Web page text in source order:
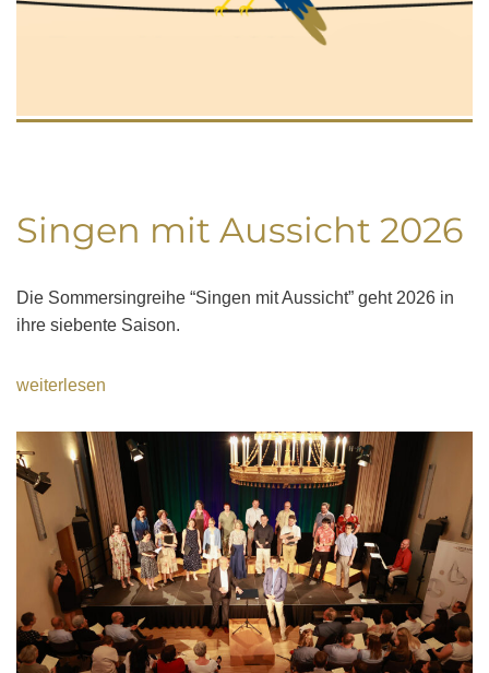
Singen mit Aussicht 2026
Die Sommersingreihe “Singen mit Aussicht” geht 2026 in
ihre siebente Saison.
weiterlesen